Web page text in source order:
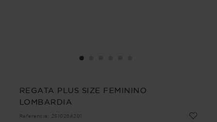
REGATA PLUS SIZE FEMININO
LOMBARDIA
Referência : 2510264201